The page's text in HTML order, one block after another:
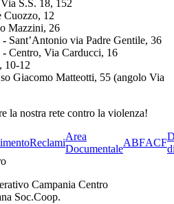
Via S.S. 18, 152
Cuozzo, 12
Mazzini, 26
- Sant’Antonio via Padre Gentile, 36
- Centro, Via Carducci, 16
10-12
Giacomo Matteotti, 55 (angolo Via
la nostra rete contro la violenza!
Reclami
Area
Documentale
ABFACF
Campania Centro
Soc.Coop.